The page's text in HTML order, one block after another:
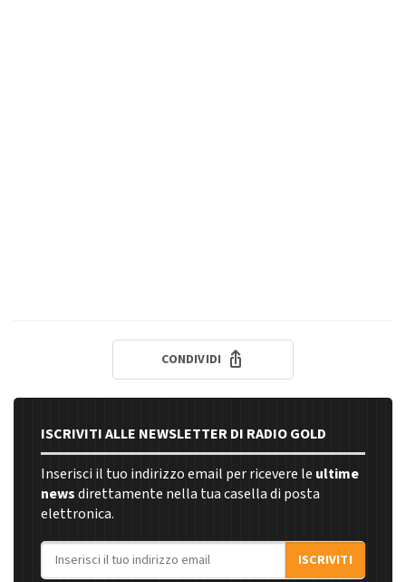
CONDIVIDI
ISCRIVITI ALLE NEWSLETTER DI RADIO GOLD
Inserisci il tuo indirizzo email per ricevere le ultime
newsdirettamente nella tua casella di posta
elettronica.
Indirizzo email
ISCRIVITI